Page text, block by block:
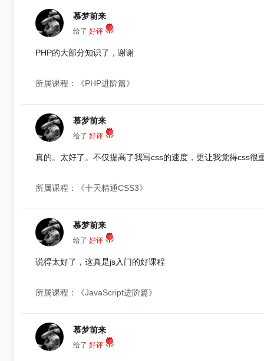
慕梦前来
给了 好评
PHP的大部分知识了，谢谢
所属课程：《PHP进阶篇》
慕梦前来
给了 好评
真的。太好了。不仅提高了我写css的速度，更让我觉得css很
所属课程：《十天精通CSS3》
慕梦前来
给了 好评
说得太好了，这真是js入门的好课程
所属课程：《JavaScript进阶篇》
慕梦前来
给了 好评